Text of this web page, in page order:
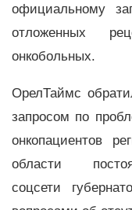
официальному
отложенных
онкобольных.
ОрелТаймс
запросом по
онкопациентов
области
соцсети